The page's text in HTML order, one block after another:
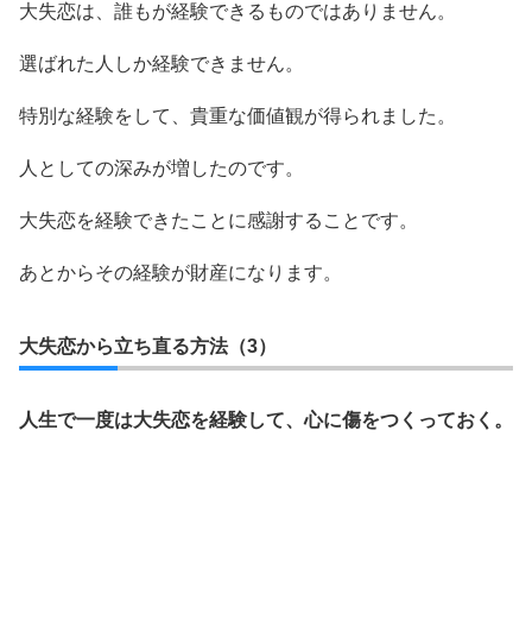
大失恋は、誰もが経験できるものではありません。
選ばれた人しか経験できません。
特別な経験をして、貴重な価値観が得られました。
人としての深みが増したのです。
大失恋を経験できたことに感謝することです。
あとからその経験が財産になります。
大失恋から立ち直る方法（3）
人生で一度は大失恋を経験して、心に傷をつくっておく。